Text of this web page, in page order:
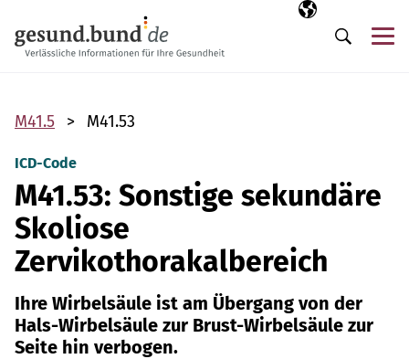
Ausgewählte
DE
Suche
M41.5 M41.53
ICD-Code
M41.53: Sonstige sekundäre
Skoliose
Zervikothorakalbereich
Ihre Wirbelsäule ist am Übergang von der
Hals-Wirbelsäule zur Brust-Wirbelsäule zur
Seite hin verbogen.